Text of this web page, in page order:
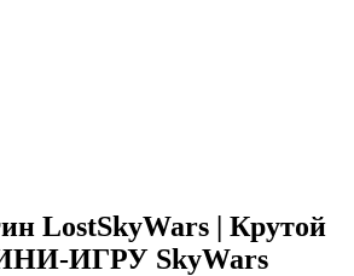
LostSkyWars | Крутой
ИГРУ SkyWars